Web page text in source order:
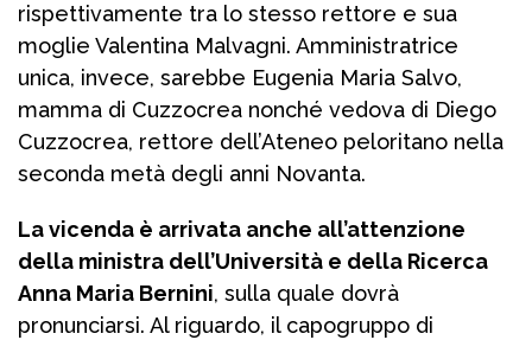
rispettivamente tra lo stesso rettore e sua
moglie Valentina Malvagni. Amministratrice
unica, invece, sarebbe Eugenia Maria Salvo,
mamma di Cuzzocrea nonché vedova di Diego
Cuzzocrea, rettore dell’Ateneo peloritano nella
seconda metà degli anni Novanta.
La vicenda è arrivata anche all’attenzione
della ministra dell’Università e della Ricerca
Anna Maria Bernini, sulla quale dovrà
pronunciarsi. Al riguardo, il capogruppo di